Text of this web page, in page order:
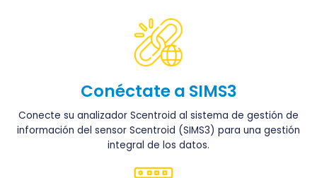
Conéctate a SIMS3
Conecte su analizador Scentroid al sistema de gestión de
información del sensor Scentroid (SIMS3) para una gestión
integral de los datos.